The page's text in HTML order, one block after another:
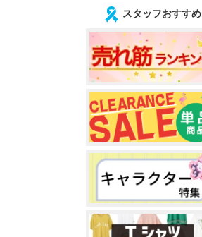
スタッフおすすめ